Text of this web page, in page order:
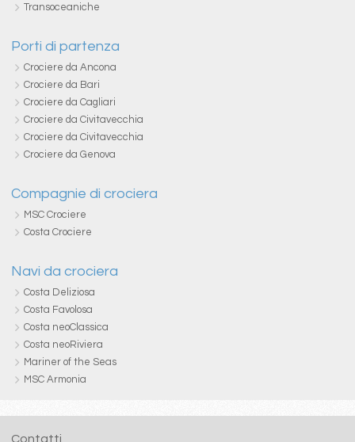
Transoceaniche
Porti di partenza
Crociere da Ancona
Crociere da Bari
Crociere da Cagliari
Crociere da Civitavecchia
Crociere da Civitavecchia
Crociere da Genova
Compagnie di crociera
MSC Crociere
Costa Crociere
Navi da crociera
Costa Deliziosa
Costa Favolosa
Costa neoClassica
Costa neoRiviera
Mariner of the Seas
MSC Armonia
Contatti